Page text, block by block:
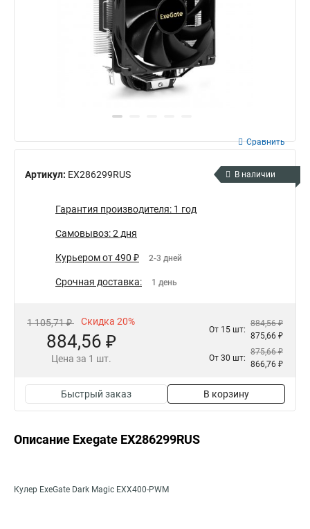
Артикул: EX286299RUS
Сравнить
В наличии
Гарантия производителя: 1 год
Самовывоз: 2 дня
Курьером от 490 ₽ 2-3 дней
Срочная доставка: 1 день
1 105,71 ₽ Скидка 20%
884,56 ₽
Цена за 1 шт.
От 15 шт:
884,56 ₽
875,66 ₽
От 30 шт:
875,66 ₽
866,76 ₽
Быстрый заказ В корзину
Описание Exegate EX286299RUS
Кулер ExeGate Dark Magic EXX400-PWM